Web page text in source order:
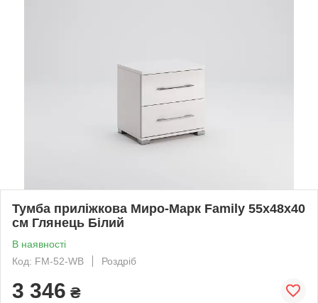
Тумба приліжкова Миро-Марк Family 55х48х40
см Глянець Білий
В наявності
Код: FM-52-WB
Роздріб
3 346 ₴